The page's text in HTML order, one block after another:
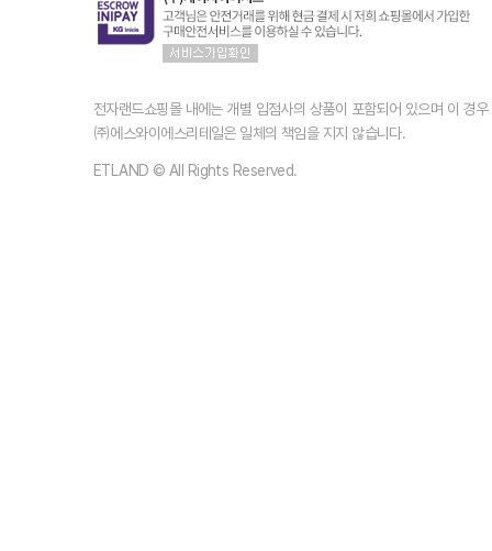
전자랜드쇼핑몰 내에는 개별 입점사의 상품이 포함되어 있으며 이 경
㈜에스와이에스리테일은 일체의 책임을 지지 않습니다.
ETLAND © All Rights Reserved.